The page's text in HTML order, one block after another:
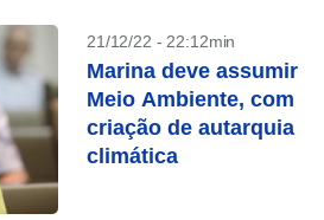
21/12/22 - 22:12min
Marina deve assumir
Meio Ambiente, com
criação de autarquia
climática